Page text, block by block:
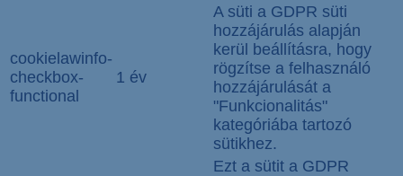
cookielawinfo-
checkbox-
functional
1 év
A süti a GDPR süti
hozzájárulás alapján
kerül beállításra, hogy
rögzítse a felhasználó
hozzájárulását a
"Funkcionalitás"
kategóriába tartozó
sütikhez.
Ezt a sütit a GDPR